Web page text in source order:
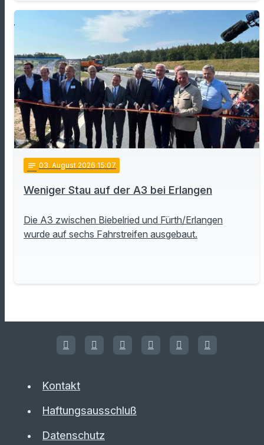
notes 03. August 2026 15:07
Weniger Stau auf der A3 bei Erlangen
Die A3 zwischen Biebelried und Fürth/Erlangen
wurde auf sechs Fahrstreifen ausgebaut.
Kontakt
Haftungsausschluß
Datenschutz